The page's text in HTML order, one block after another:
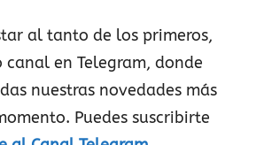
al tanto de los primeros,
canal en Telegram, donde
nuestras novedades más
Puedes suscribirte